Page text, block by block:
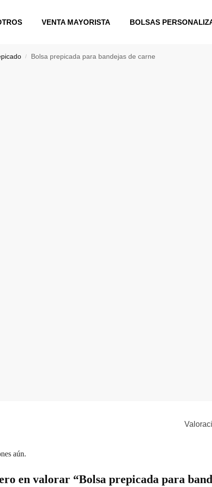
VENTA MAYORISTA BOLSAS
/ Bolsa prepicada para bandejas de carne
aún.
en valorar “Bolsa prepicada para